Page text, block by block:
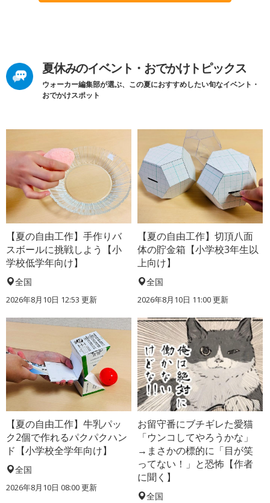
夏休みのイベント・おでかけトピックス
ウォーカー編集部が選ぶ、この夏におすすめしたい旬なイベント・
おでかけスポット
【夏の自由工作】手作りバ
スボールに挑戦しよう【小
学校低学年向け】
全国
2026年8月10日 12:53 更新
【夏の自由工作】切頂八面
体の貯金箱【小学校3年生以
上向け】
全国
2026年8月10日 11:00更新
【夏の自由工作】牛乳パッ
ク2個で作れるパクパクハン
ド【小学校全学年向け】
全国
2026年8月10日 08:00更新
お留守番にブチギレた愛猫
「ウンコしてやろうかな」
→まさかの標的に「目が笑
ってない！」と恐怖【作者
に聞く】
全国